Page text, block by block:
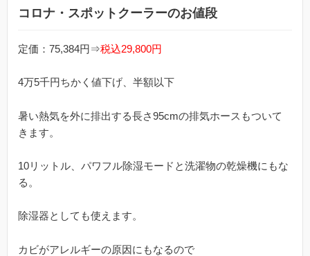
コロナ・スポットクーラーのお値段
定価：75,384円⇒税込29,800円
4万5千円ちかく値下げ、半額以下
暑い熱気を外に排出する長さ95cmの排気ホースもついて
きます。
10リットル、パワフル除湿モードと洗濯物の乾燥機にもな
る。
除湿器としても使えます。
カビがアレルギーの原因にもなるので